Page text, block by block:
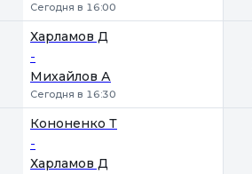
Сегодня в 16:00
Харламов Д
-
Михайлов А
Сегодня в 16:30
Кононенко Т
-
Харламов Д